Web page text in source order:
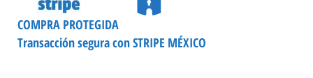
Transacción segura con STRIPE MÉXICO
COMPRA PROTEGIDA